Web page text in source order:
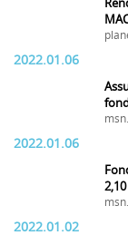
2022.01.06
2022.01.06
2022.01.02